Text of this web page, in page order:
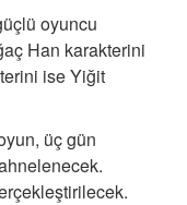
oyuncu
Han karakterini
ise Yiğit
üç gün